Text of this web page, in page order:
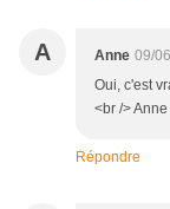
A Anne 09/
Oui, c'est
<br /> Anne
Répondre